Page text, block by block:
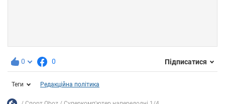
0 0 Підписатися
Теги Редакційна політика